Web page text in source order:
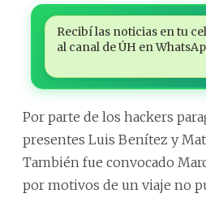
Recibí las noticias en tu
al canal de ÚH en
Por parte de los hackers
presentes Luis Benítez y
También fue convocado
por motivos de un viaje no